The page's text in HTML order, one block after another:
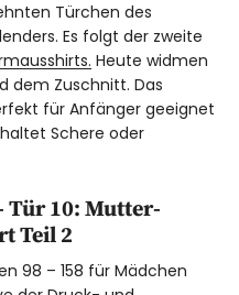
Türchen des
Es folgt der zweite
Heute widmen
dem Zuschnitt. Das
für Anfänger geeignet
Schere oder
Tür 10: Mutter-
Teil 2
98 – 158 für Mädchen